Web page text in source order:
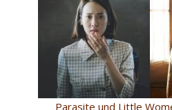
Parasite und Little